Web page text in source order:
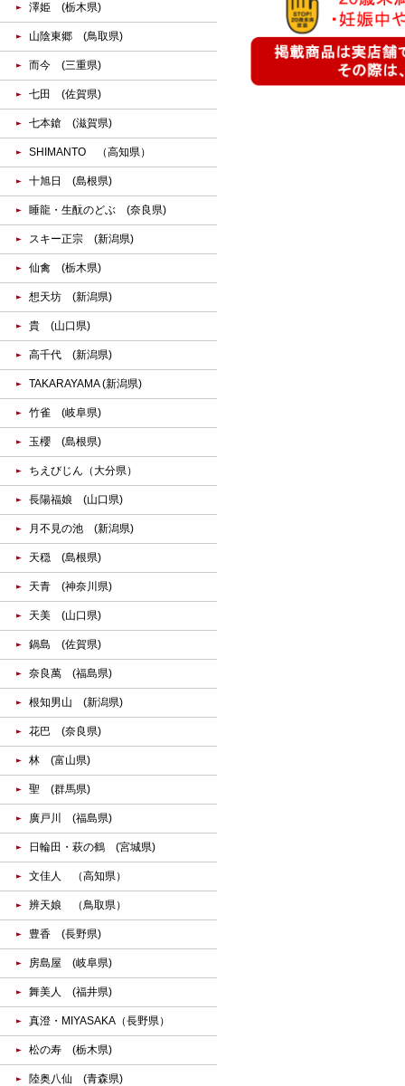
澤姫 (栃木県)
山陰東郷 (鳥取県)
而今 (三重県)
七田 (佐賀県)
七本鎗 (滋賀県)
SHIMANTO （高知県）
十旭日 (島根県)
睡龍・生酛のどぶ (奈良県)
スキー正宗 (新潟県)
仙禽 (栃木県)
想天坊 (新潟県)
貴 (山口県)
高千代 (新潟県)
TAKARAYAMA (新潟県)
竹雀 (岐阜県)
玉櫻 (島根県)
ちえびじん（大分県）
長陽福娘 (山口県)
月不見の池 (新潟県)
天穏 (島根県)
天青 (神奈川県)
天美 (山口県)
鍋島 (佐賀県)
奈良萬 (福島県)
根知男山 (新潟県)
花巴 (奈良県)
林 (富山県)
聖 (群馬県)
廣戸川 (福島県)
日輪田・萩の鶴 (宮城県)
文佳人 （高知県）
辨天娘 （鳥取県）
豊香 (長野県)
房島屋 (岐阜県)
舞美人 (福井県)
真澄・MIYASAKA（長野県）
松の寿 (栃木県)
陸奥八仙 (青森県)